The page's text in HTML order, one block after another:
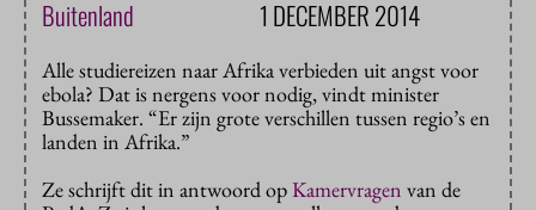
Buitenland 1 DECEMBER 2014
Alle studiereizen naar Afrika verbieden uit angst voor
ebola? Dat is nergens voor nodig, vindt minister
Bussemaker. “Er zijn grote verschillen tussen regio’s en
landen in Afrika.”
Ze schrijft dit in antwoord opKamervragen van de